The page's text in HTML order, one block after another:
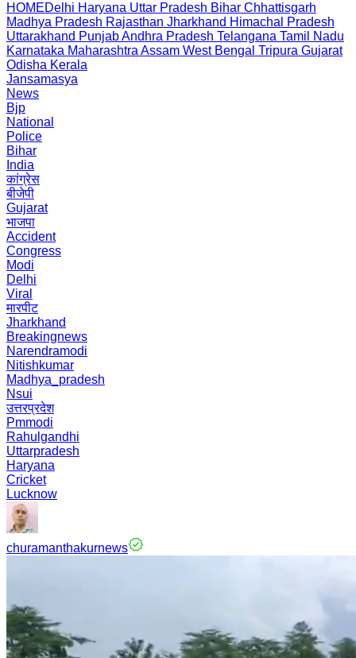
HOMEDelhi Haryana Uttar Pradesh Bihar Chhattisgarh
Madhya Pradesh Rajasthan Jharkhand Himachal Pradesh
Uttarakhand PunjabAndhra Pradesh Telangana Tamil Nadu
Karnataka Maharashtra Assam West Bengal Tripura Gujarat
Odisha Kerala
Jansamasya
News
Bjp
National
Police
Bihar
India
कांग्रेस
बीजेपी
Gujarat
भाजपा
Accident
Congress
Modi
Delhi
Viral
मारपीट
Jharkhand
Breakingnews
Narendramodi
Nitishkumar
Madhya_pradesh
Nsui
उत्तरप्रदेश
Pmmodi
Rahulgandhi
Uttarpradesh
Haryana
Cricket
Lucknow
churamanthakurnews